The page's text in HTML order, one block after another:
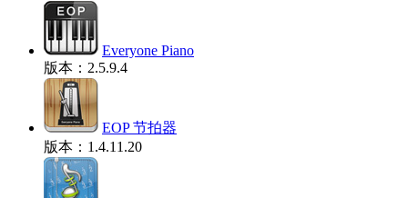
Everyone Piano
版本：2.5.9.4
EOP 节拍器
版本：1.4.11.20